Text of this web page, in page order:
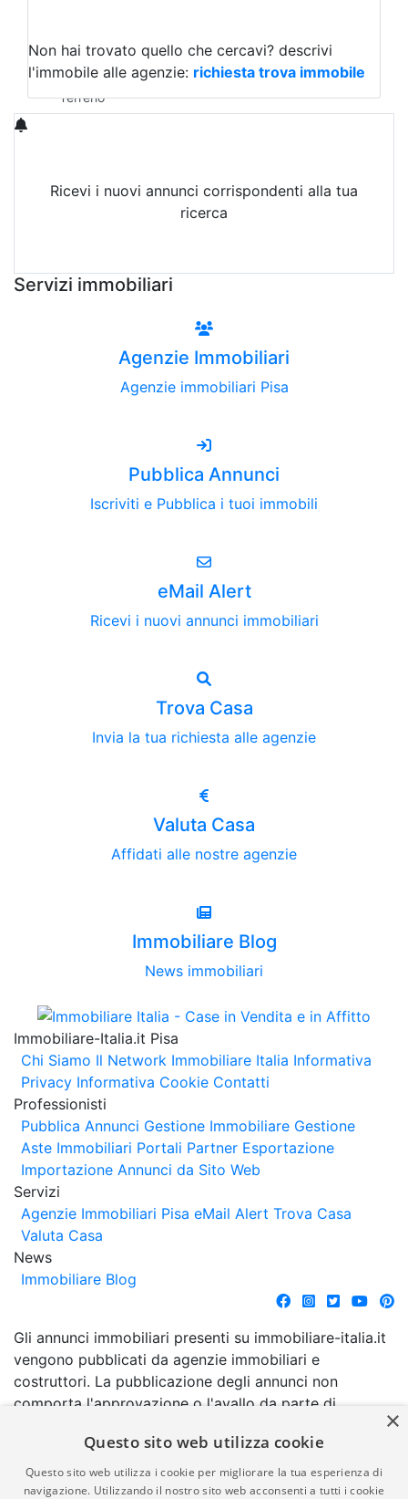
Qualsiasi
Terreno edificabile
Terreno
Non hai trovato quello che cercavi? descrivi
l'immobile alle agenzie: richiesta trova immobile
Ricevi i nuovi annunci corrispondenti alla tua
ricerca
Servizi immobiliari
Agenzie Immobiliari
Agenzie immobiliari Pisa
Pubblica Annunci
Iscriviti e Pubblica i tuoi immobili
eMail Alert
Ricevi i nuovi annunci immobiliari
Trova Casa
Invia la tua richiesta alle agenzie
Valuta Casa
Affidati alle nostre agenzie
Immobiliare Blog
News immobiliari
Immobiliare-Italia.it Pisa
Chi Siamo Il Network Immobiliare Italia Informativa
Privacy Informativa Cookie Contatti
Professionisti
Pubblica Annunci Gestione Immobiliare Gestione
Aste Immobiliari Portali Partner Esportazione
Importazione Annunci da Sito Web
Servizi
Agenzie Immobiliari Pisa eMail Alert Trova Casa
Valuta Casa
News
Immobiliare Blog
Gli annunci immobiliari presenti su immobiliare-italia.it
vengono pubblicati da agenzie immobiliari e
costruttori. La pubblicazione degli annunci non
comporta l'approvazione o l'avallo da parte di
garanzia da parte di quest'ultima. immobiliare-italia.it
quindi non è responsabile della veridicità, della
correttezza, della completezza, della normativa in
×
Questo sito web utilizza cookie
Questo sito web utilizza i cookie per migliorare la tua esperienza di
navigazione. Utilizzando il nostro sito web acconsenti a tutti i cookie